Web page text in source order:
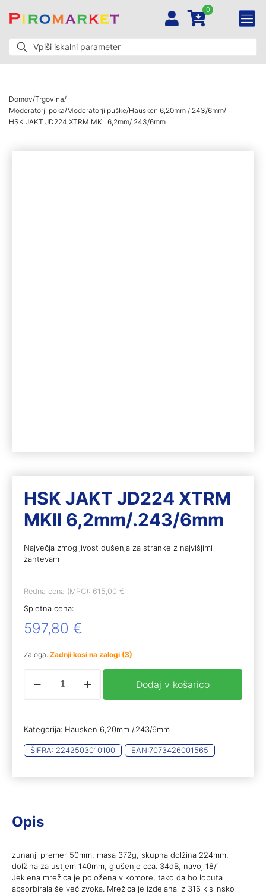
0
Domov/Trgovina/
Moderatorji poka/Moderatorji puške/Hausken 6,20mm /.243/6mm/
HSK JAKT JD224 XTRM MKII 6,2mm/.243/6mm
HSK JAKT JD224 XTRM
MKII 6,2mm/.243/6mm
Največja zmogljivost dušenja za stranke z najvišjimi
zahtevam
Redna cena (MPC): 615,00€
Spletna cena:
597,80 €
Zaloga: Zadnji kosi na zalogi (3)
JAKT
6,2mm/.243/6mm
Dodaj v košarico
Kategorija: Hausken 6,20mm /.243/6mm
ŠIFRA: 2242503010100 EAN:7073426001565
Opis
zunanji premer 50mm, masa 372g, skupna dolžina 224mm,
dolžina za ustjem 140mm, glušenje cca. 34dB, navoj 18/1
Jeklena mrežica je položena v komore, tako da bo loputa
absorbirala še več zvoka. Mrežica je izdelana iz 316 kislinsko